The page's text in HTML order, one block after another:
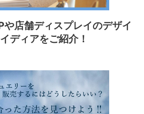
や店舗ディスプレイのデザイ
ディアをご紹介！